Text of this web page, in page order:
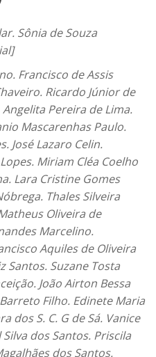
Sônia de Souza
Francisco de Assis
Ricardo Júnior de
Pereira de Lima.
Mascarenhas Paulo.
José Lazaro Celin.
Miriam Cléa Coelho
Lara Cristine Gomes
Thales Silveira
Oliveira de
Marcelino.
Aquiles de Oliveira
Santos. Suzane Tosta
João Airton Bessa
Filho. Edinete Maria
dos S. C. G de Sá. Vanice
Silva dos Santos. Priscila
dos Santos.